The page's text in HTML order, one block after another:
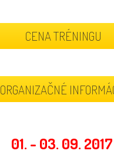
CENA TRÉNINGU
ORGANIZAČNÉ
01. - 03. 09. 2017